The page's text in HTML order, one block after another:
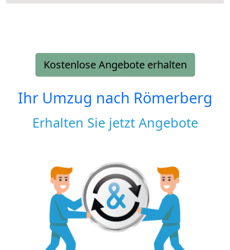
Kostenlose Angebote erhalten
Ihr Umzug nach Römerberg
Erhalten Sie jetzt Angebote